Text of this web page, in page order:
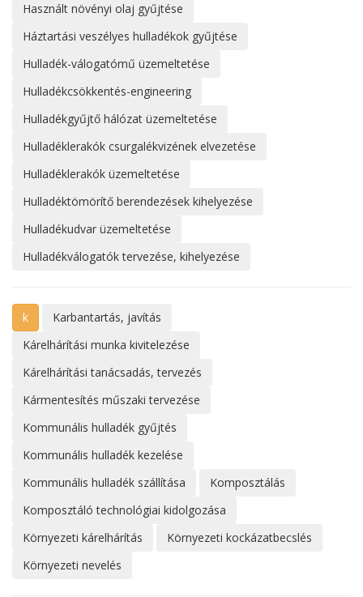
Használt növényi olaj gyűjtése
Háztartási veszélyes hulladékok gyűjtése
Hulladék-válogatómű üzemeltetése
Hulladékcsökkentés-engineering
Hulladékgyűjtő hálózat üzemeltetése
Hulladéklerakók csurgalékvizének elvezetése
Hulladéklerakók üzemeltetése
Hulladéktömörítő berendezések kihelyezése
Hulladékudvar üzemeltetése
Hulladékválogatók tervezése, kihelyezése
k
Karbantartás, javítás
Kárelhárítási munka kivitelezése
Kárelhárítási tanácsadás, tervezés
Kármentesítés műszaki tervezése
Kommunális hulladék gyűjtés
Kommunális hulladék kezelése
Kommunális hulladék szállítása
Komposztálás
Komposztáló technológiai kidolgozása
Környezeti kárelhárítás
Környezeti kockázatbecslés
Környezeti nevelés